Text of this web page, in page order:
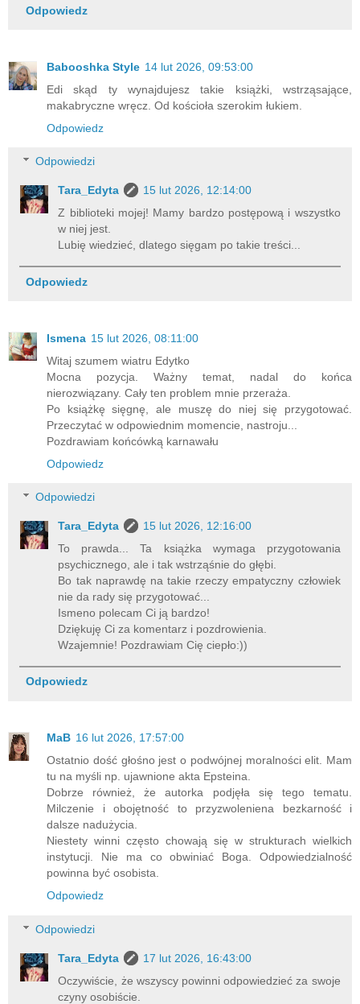
Odpowiedz
Babooshka Style 14 lut 2026, 09:53:00
Edi skąd ty wynajdujesz takie książki, wstrząsające,
makabryczne wręcz. Od kościoła szerokim łukiem.
Odpowiedz
Odpowiedzi
Tara_Edyta
15 lut 2026, 12:14:00
Z biblioteki mojej! Mamy bardzo postępową i wszystko
w niej jest.
Lubię wiedzieć, dlatego sięgam po takie treści...
Odpowiedz
Ismena 15 lut 2026, 08:11:00
Witaj szumem wiatru Edytko
Mocna pozycja. Ważny temat, nadal do końca
nierozwiązany. Cały ten problem mnie przeraża.
Po książkę sięgnę, ale muszę do niej się przygotować.
Przeczytać w odpowiednim momencie, nastroju...
Pozdrawiam końcówką karnawału
Odpowiedz
Odpowiedzi
Tara_Edyta
15 lut 2026, 12:16:00
To prawda... Ta książka wymaga przygotowania
psychicznego, ale i tak wstrząśnie do głębi.
Bo tak naprawdę na takie rzeczy empatyczny człowiek
nie da rady się przygotować...
Ismeno polecam Ci ją bardzo!
Dziękuję Ci za komentarz i pozdrowienia.
Wzajemnie! Pozdrawiam Cię ciepło:))
Odpowiedz
MaB 16 lut 2026, 17:57:00
Ostatnio dość głośno jest o podwójnej moralności elit. Mam
tu na myśli np. ujawnione akta Epsteina.
Dobrze również, że autorka podjęła się tego tematu.
Milczenie i obojętność to przyzwoleniena bezkarność i
dalsze nadużycia.
Niestety winni często chowają się w strukturach wielkich
instytucji. Nie ma co obwiniać Boga. Odpowiedzialność
powinna być osobista.
Odpowiedz
Odpowiedzi
Tara_Edyta
17 lut 2026, 16:43:00
Oczywiście, że wszyscy powinni odpowiedzieć za swoje
czyny osobiście.